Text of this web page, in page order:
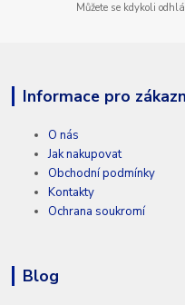
Můžete se kdykoli
Informace pro
O nás
Jak nakupovat
Obchodní podmínky
Kontakty
Ochrana soukromí
Blog